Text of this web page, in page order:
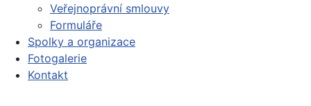
Veřejnoprávní smlouvy
Formuláře
Spolky a organizace
Fotogalerie
Kontakt